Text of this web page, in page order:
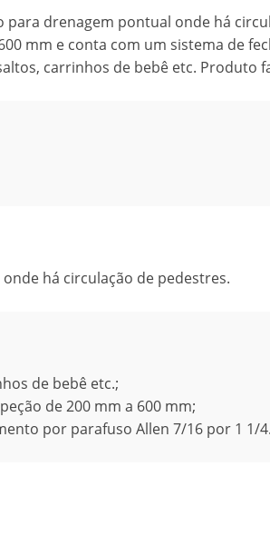
para drenagem pontual onde há
mm e conta com um sistema de
carrinhos de bebê etc. Produto
há circulação de pedestres.
de bebê etc.;
de 200 mm a 600 mm;
por parafuso Allen 7/16 por 1 1/4.